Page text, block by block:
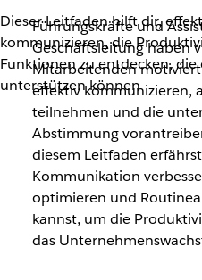
Dieser Leitfaden hilft dir,
kommunizieren, die
Funktionen zu entdecken,
unterstützen können
Führungskräfte und
Geschäftsleitung haben
Mitarbeitenden
effektiv kommunizieren,
teilnehmen und die
Abstimmung
diesem Leitfaden
Kommunikation
optimieren und
kannst, um die
das